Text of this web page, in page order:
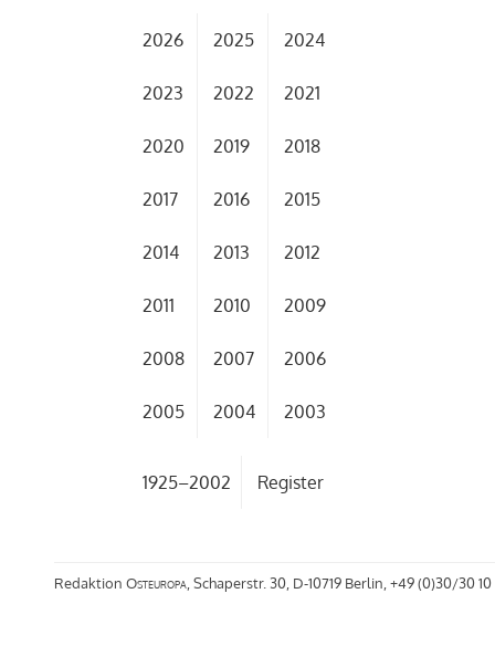
2026 2025 2024
2023 2022 2021
2020 2019 2018
2017 2016 2015
2014 2013 2012
2011 2010 2009
2008 2007 2006
2005 2004 2003
1925–2002 Register
Redaktion Osteuropa, Schaperstr. 30, D-10719 Berlin, +49 (0)30/30